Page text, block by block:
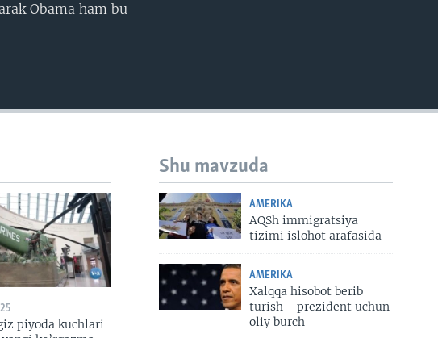
Obama ham bu
Shu mavzuda
AMERIKA
AQSh immigratsiya
tizimi islohot arafasida
AMERIKA
Xalqqa hisobot berib
turish - prezident uchun
oliy burch
piyoda kuchlari